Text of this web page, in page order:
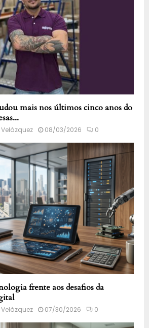
mais nos últimos cinco anos do
08/03/2026 0
frente aos desafios da
07/30/2026 0